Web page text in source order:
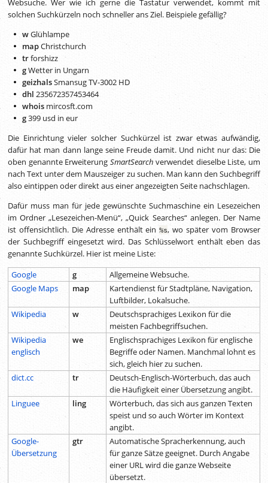
Websuche. Wer wie ich gerne die Tastatur verwendet, kommt mit
solchen Suchkürzeln noch schneller ans Ziel. Beispiele gefällig?
wGlühlampe
mapChristchurch
trforshizz
gWetter in Ungarn
geizhalsSmansug TV-3002 HD
dhl 235672357453464
whois mircosft.com
g399 usd in eur
Die Einrichtung vieler solcher Suchkürzel ist zwar etwas aufwändig,
dafür hat man dann lange seine Freude damit. Und nicht nur das: Die
oben genannte Erweiterung SmartSearch verwendet dieselbe Liste, um
nach Text unter dem Mauszeiger zu suchen. Man kann den Suchbegriff
also eintippen oder direkt aus einer angezeigten Seite nachschlagen.
Dafür muss man für jede gewünschte Suchmaschine ein Lesezeichen
im Ordner „Lesezeichen-Menü“, „Quick Searches“ anlegen. Der Name
ist offensichtlich. Die Adresse enthält ein%s, wo später vom Browser
der Suchbegriff eingesetzt wird. Das Schlüsselwort enthält eben das
genannte Suchkürzel. Hier ist meine Liste:
Google
g
Allgemeine Websuche.
Google Maps
map
Kartendienst für Stadtpläne, Navigation,
Luftbilder, Lokalsuche.
Wikipedia
w
Deutschsprachiges Lexikon für die
meisten Fachbegriffsuchen.
Wikipedia
englisch
we
Englischsprachiges Lexikon für englische
Begriffe oder Namen. Manchmal lohnt es
sich, gleich hier zu suchen.
dict.cc
tr
Deutsch-Englisch-Wörterbuch, das auch
die Häufigkeit einer Übersetzung angibt.
Linguee
ling
Wörterbuch, das sich aus ganzen Texten
speist und so auch Wörter im Kontext
angibt.
Google-
Übersetzung
gtr
Automatische Spracherkennung, auch
für ganze Sätze geeignet. Durch Angabe
einer URL wird die ganze Webseite
übersetzt.